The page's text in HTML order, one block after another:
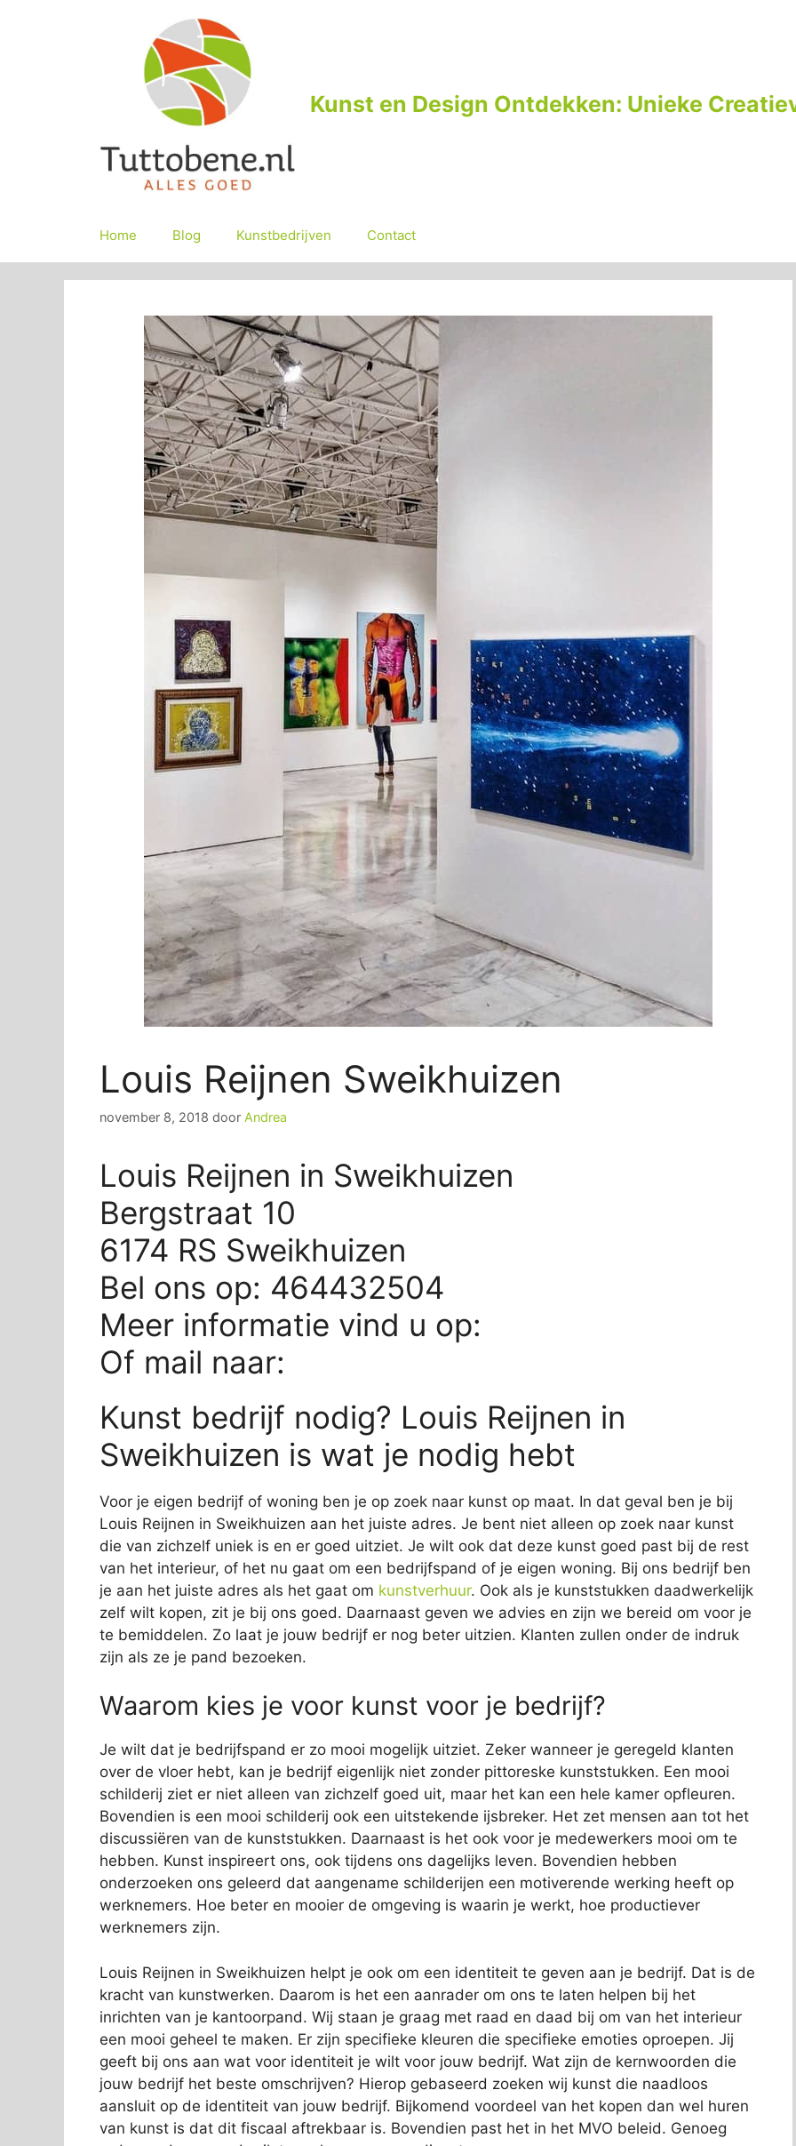
Kunst en Design Ontdekken: Unieke
Home Blog Kunstbedrijven Contact
Louis Reijnen Sweikhuizen
november 8, 2018 door Andrea
Louis Reijnen in Sweikhuizen
Bergstraat 10
6174 RS Sweikhuizen
Bel ons op: 464432504
Meer informatie vind u op:
Of mail naar:
Kunst bedrijf nodig? Louis Reijnen in
Sweikhuizen is wat je nodig hebt
Voor je eigen bedrijf of woning ben je op zoek naar kunst op maat. In dat geval ben je bij
Louis Reijnen in Sweikhuizen aan het juiste adres. Je bent niet alleen op zoek naar kunst
die van zichzelf uniek is en er goed uitziet. Je wilt ook dat deze kunst goed past bij de rest
van het interieur, of het nu gaat om een bedrijfspand of je eigen woning. Bij ons bedrijf ben
je aan het juiste adres als het gaat om kunstverhuur. Ook als je kunststukken daadwerkelijk
zelf wilt kopen, zit je bij ons goed. Daarnaast geven we advies en zijn we bereid om voor je
te bemiddelen. Zo laat je jouw bedrijf er nog beter uitzien. Klanten zullen onder de indruk
zijn als ze je pand bezoeken.
Waarom kies je voor kunst voor je bedrijf?
Je wilt dat je bedrijfspand er zo mooi mogelijk uitziet. Zeker wanneer je geregeld klanten
over de vloer hebt, kan je bedrijf eigenlijk niet zonder pittoreske kunststukken. Een mooi
schilderij ziet er niet alleen van zichzelf goed uit, maar het kan een hele kamer opfleuren.
Bovendien is een mooi schilderij ook een uitstekende ijsbreker. Het zet mensen aan tot het
discussiëren van de kunststukken. Daarnaast is het ook voor je medewerkers mooi om te
hebben. Kunst inspireert ons, ook tijdens ons dagelijks leven. Bovendien hebben
onderzoeken ons geleerd dat aangename schilderijen een motiverende werking heeft op
werknemers. Hoe beter en mooier de omgeving is waarin je werkt, hoe productiever
werknemers zijn.
Louis Reijnen in Sweikhuizen helpt je ook om een identiteit te geven aan je bedrijf. Dat is de
kracht van kunstwerken. Daarom is het een aanrader om ons te laten helpen bij het
inrichten van je kantoorpand. Wij staan je graag met raad en daad bij om van het interieur
een mooi geheel te maken. Er zijn specifieke kleuren die specifieke emoties oproepen. Jij
geeft bij ons aan wat voor identiteit je wilt voor jouw bedrijf. Wat zijn de kernwoorden die
jouw bedrijf het beste omschrijven? Hierop gebaseerd zoeken wij kunst die naadloos
aansluit op de identiteit van jouw bedrijf. Bijkomend voordeel van het kopen dan wel huren
van kunst is dat dit fiscaal aftrekbaar is. Bovendien past het in het MVO beleid. Genoeg